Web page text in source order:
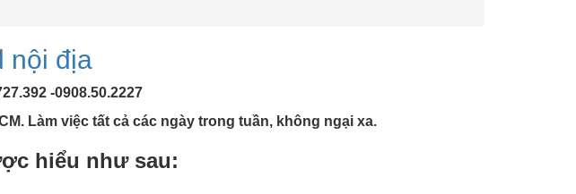
nội địa
-0908.50.2227
Làm việc tất cả các ngày trong tuần, không ngại xa.
hiểu như sau: